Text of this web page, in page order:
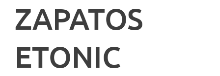
ZAPATOS
ETONIC